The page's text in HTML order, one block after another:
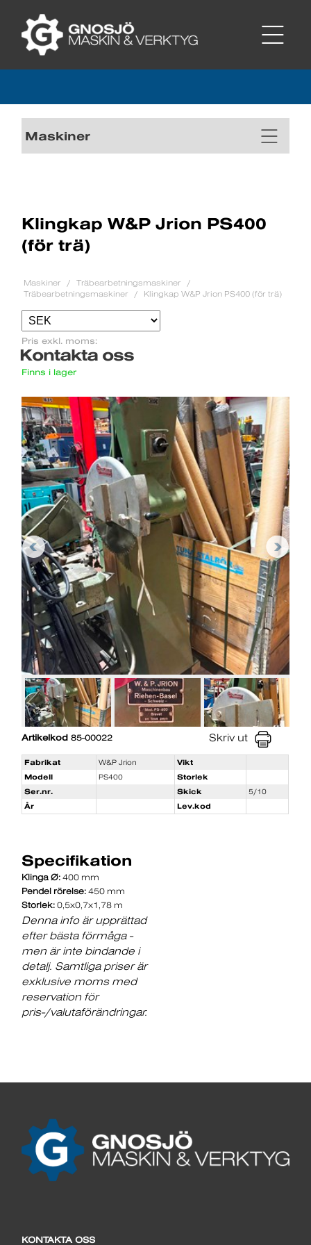
Maskiner
Klingkap W&P Jrion PS400
(för trä)
Maskiner
Träbearbetningsmaskiner
Träbearbetningsmaskiner
Klingkap W&P Jrion PS400 (för trä)
Pris exkl. moms:
Kontakta oss
Finns i lager
Artikelkod 85-00022 Skriv ut
Fabrikat W&P Jrion
Vikt
Modell
PS400
Storlek
Ser.nr.
Skick
5/10
År
Lev.kod
Specifikation
Klinga Ø: 400 mm
Pendel rörelse: 450 mm
Storlek: 0,5x0,7x1,78 m
Denna info är upprättad
efter bästa förmåga -
men är inte bindande i
detalj. Samtliga priser är
exklusive moms med
reservation för
pris-/valutaförändringar.
KONTAKTA OSS